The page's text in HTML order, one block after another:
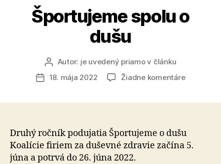
Športujeme spolu o
dušu
Autor
článku
Autor: je uvedený priamo v článku
Dátum
18. mája 2022 Žiadne komentárena
Druhý ročník podujatia Športujeme o dušu
Koalície firiem za duševné zdravie začína 5.
júna a potrvá do 26. júna 2022.